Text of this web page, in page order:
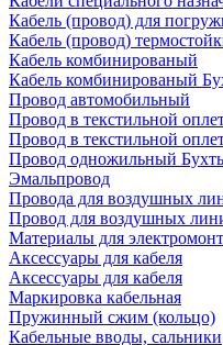
Кабель (провод) для
Кабель (провод)
Кабель комбинированый
Кабель комбинированый
Провод автомобильный
Провод в текстильной
Провод в текстильной
Провод одножильный
Эмальпровод
Провода для воздушных
Провод для воздушных
Материалы для
Аксессуары для кабеля
Аксессуары для кабеля
Маркировка кабельная
Пружинный сжим (кольцо)
Кабельные вводы, сальники